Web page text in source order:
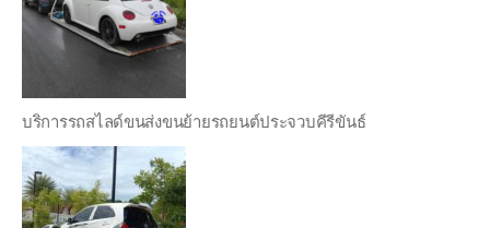
บริการรถสไลด์ขนส่งขนย้ายรถยนต์ประจวบคีรีขันธ์